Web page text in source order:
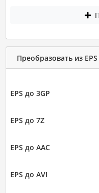
Преобразовать из EPS
EPS до 3GP
EPS до 7Z
EPS до AAC
EPS до AVI